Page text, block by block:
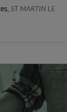
ST MARTIN LE